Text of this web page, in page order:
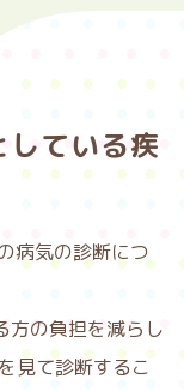
ている疾
病気の診断につ
方の負担を減らし
見て診断するこ